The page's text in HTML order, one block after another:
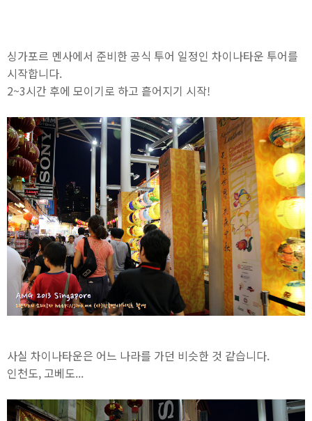
싱가포르 멘사에서 준비한 공식 투어 일정인 차이나타운 투어를
시작합니다.
2~3시간 후에 모이기로 하고 흩어지기 시작!
사실 차이나타운은 어느 나라를 가던 비슷한 것 같습니다.
인천도, 고베도...